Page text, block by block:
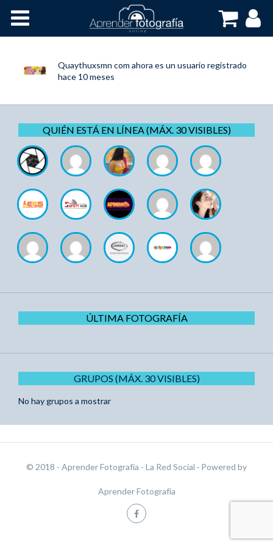
Quaythuxsmn com ahora es un usuario registrado
hace 10 meses
QUIÉN ESTÁ EN LÍNEA (MÁX. 30 VISIBLES)
ÚLTIMA FOTOGRAFÍA
GRUPOS (MÁX. 30 VISIBLES)
No hay grupos a mostrar
© 2018 - Aprender Fotografía - La Red Social · Powered by
Aprender Fotografía